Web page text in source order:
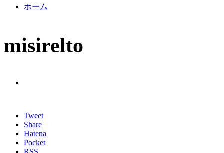
ホーム
misirelto
Tweet
Share
Hatena
Pocket